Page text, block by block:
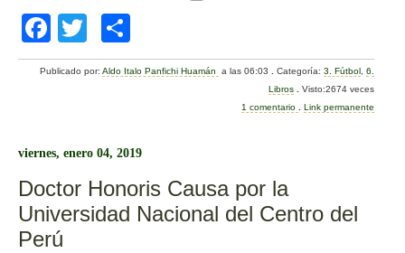
F
a
b
o
k
wi
tt
o
m
ar
tir
Publicado por:Aldo Italo Panfichi Huamán a las 06:03 .Categoría:3. Fútbol ,6.
Libros
Visto:2674 veces
1 comentario
Link permanente
viernes, enero 04, 2019
Doctor Honoris Causa por la
Universidad Nacional del Centro del
Perú